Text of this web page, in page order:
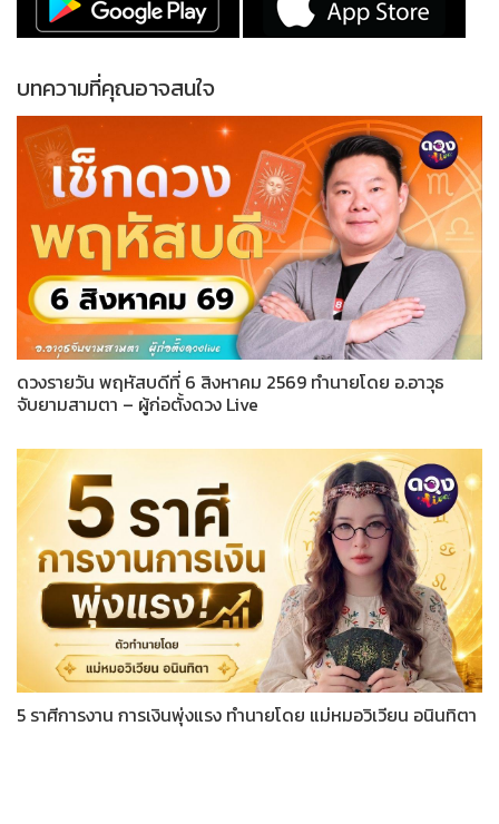
บทความที่คุณอาจสนใจ
ดวงรายวัน พฤหัสบดีที่ 6 สิงหาคม 2569 ทำนายโดย อ.อาวุธ
จับยามสามตา – ผู้ก่อตั้งดวง Live
5 ราศีการงาน การเงินพุ่งแรง ทำนายโดย แม่หมอวิเวียน อนินทิตา